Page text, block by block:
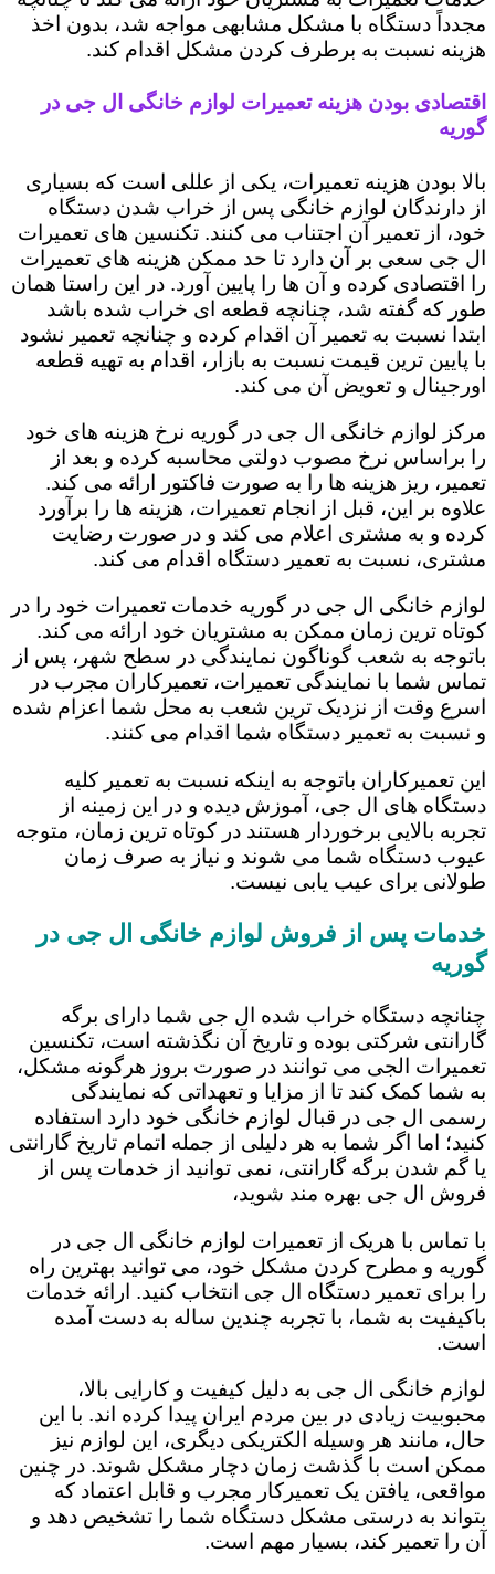
مجدداً دستگاه با مشکل مشابهی مواجه شد، بدون اخذ
هزینه نسبت به برطرف کردن مشکل اقدام کند.
اقتصادی بودن هزینه تعمیرات لوازم خانگی ال جی در
گوریه
بالا بودن هزینه تعمیرات، یکی از عللی است که بسیاری
از دارندگان لوازم خانگی پس از خراب شدن دستگاه
خود، از تعمیر آن اجتناب می کنند. تکنسین های تعمیرات
ال جی سعی بر آن دارد تا حد ممکن هزینه های تعمیرات
را اقتصادی کرده و آن ها را پایین آورد. در این راستا همان
طور که گفته شد، چنانچه قطعه ای خراب شده باشد
ابتدا نسبت به تعمیر آن اقدام کرده و چنانچه تعمیر نشود
با پایین ترین قیمت نسبت به بازار، اقدام به تهیه قطعه
اورجینال و تعویض آن می کند.
مرکز لوازم خانگی ال جی در گوریه نرخ هزینه های خود
را براساس نرخ مصوب دولتی محاسبه کرده و بعد از
تعمیر، ریز هزینه ها را به صورت فاکتور ارائه می کند.
علاوه بر این، قبل از انجام تعمیرات، هزینه ها را برآورد
کرده و به مشتری اعلام می کند و در صورت رضایت
مشتری، نسبت به تعمیر دستگاه اقدام می کند.
لوازم خانگی ال جی در گوریه خدمات تعمیرات خود را در
کوتاه ترین زمان ممکن به مشتریان خود ارائه می کند.
باتوجه به شعب گوناگون نمایندگی در سطح شهر، پس از
تماس شما با نمایندگی تعمیرات، تعمیرکاران مجرب در
اسرع وقت از نزدیک ترین شعب به محل شما اعزام شده
و نسبت به تعمیر دستگاه شما اقدام می کنند.
این تعمیرکاران باتوجه به اینکه نسبت به تعمیر کلیه
دستگاه های ال جی، آموزش دیده و در این زمینه از
تجربه بالایی برخوردار هستند در کوتاه ترین زمان، متوجه
عیوب دستگاه شما می شوند و نیاز به صرف زمان
طولانی برای عیب یابی نیست.
خدمات پس از فروش لوازم خانگی ال جی در
گوریه
چنانچه دستگاه خراب شده ال جی شما دارای برگه
گارانتی شرکتی بوده و تاریخ آن نگذشته است، تکنسین
تعمیرات الجی می توانند در صورت بروز هرگونه مشکل،
به شما کمک کند تا از مزایا و تعهداتی که نمایندگی
رسمی ال جی در قبال لوازم خانگی خود دارد استفاده
کنید؛ اما اگر شما به هر دلیلی از جمله اتمام تاریخ گارانتی
یا گم شدن برگه گارانتی، نمی توانید از خدمات پس از
فروش ال جی بهره مند شوید،
با تماس با هریک از تعمیرات لوازم خانگی ال جی در
گوریه و مطرح کردن مشکل خود، می توانید بهترین راه
را برای تعمیر دستگاه ال جی انتخاب کنید. ارائه خدمات
باکیفیت به شما، با تجربه چندین ساله به دست آمده
است.
لوازم خانگی ال جی به دلیل کیفیت و کارایی بالا،
محبوبیت زیادی در بین مردم ایران پیدا کرده اند. با این
حال، مانند هر وسیله الکتریکی دیگری، این لوازم نیز
ممکن است با گذشت زمان دچار مشکل شوند. در چنین
مواقعی، یافتن یک تعمیرکار مجرب و قابل اعتماد که
بتواند به درستی مشکل دستگاه شما را تشخیص دهد و
آن را تعمیر کند، بسیار مهم است.